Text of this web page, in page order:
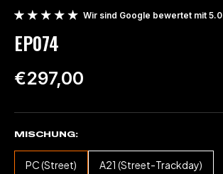
Wir sind Google bewertet mit 5.0
EP074
€297,00
MISCHUNG
PC (Street) A21 (Street-Trackday)